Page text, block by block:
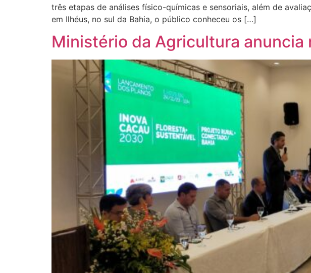
três etapas de análises físico-químicas e sensoriais, além de
em Ilhéus, no sul da Bahia, o público conheceu os […]
Ministério da Agricultura